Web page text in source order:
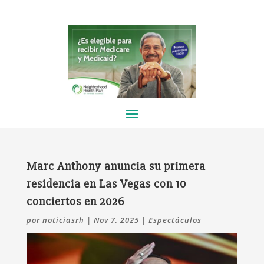
Marc Anthony anuncia su primera
residencia en Las Vegas con 10
conciertos en 2026
por noticiasrh | Nov 7, 2025 | Espectáculos